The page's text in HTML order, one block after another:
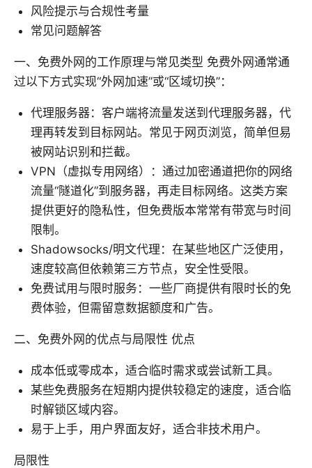
风险提示与合规性考量
常见问题解答
一、免费外网的工作原理与常见类型 免费外网通常通
过以下方式实现“外网加速”或“区域切换”：
代理服务器：客户端将流量发送到代理服务器，代
理再转发到目标网站。常见于网页浏览，简单但易
被网站识别和拦截。
VPN（虚拟专用网络）：通过加密通道把你的网络
流量“隧道化”到服务器，再走目标网络。这类方案
提供更好的隐私性，但免费版本常常有带宽与时间
限制。
Shadowsocks/明文代理：在某些地区广泛使用，
速度较高但依赖第三方节点，安全性受限。
免费试用与限时服务：一些厂商提供有限时长的免
费体验，但需留意数据额度和广告。
二、免费外网的优点与局限性 优点
成本低或零成本，适合临时需求或尝试新工具。
某些免费服务在短期内提供较稳定的速度，适合临
时解锁区域内容。
易于上手，用户界面友好，适合非技术用户。
局限性